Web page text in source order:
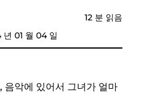
년 01 월 04 일
12 분 읽음
악에 있어서 그녀가 얼마